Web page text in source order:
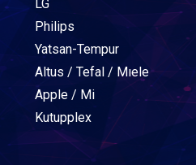
LG
Philips
Yatsan-Tempur
Altus / Tefal / Mıele
Apple / Mi
Kutupplex